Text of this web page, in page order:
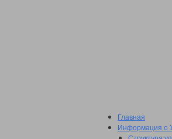
Главная
Информация о